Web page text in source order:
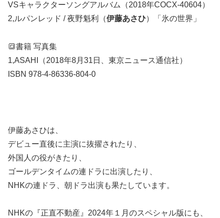
VSキャラクターソングアルバム（2018年COCX-40604）
2,ルパンレッド / 夜野魁利（伊藤あさひ）「氷の世界」
🔳書籍 写真集
1,ASAHI（2018年8月31日、東京ニュース通信社）
ISBN 978-4-86336-804-0
伊藤あさひは、
デビュー直後に主演に抜擢されたり、
外国人の役がきたり、
ゴールデンタイムの連ドラに出演したり、
NHKの連ドラ、朝ドラ出演も果たしています。
NHKの『正直不動産』2024年１月のスペシャル版にも、